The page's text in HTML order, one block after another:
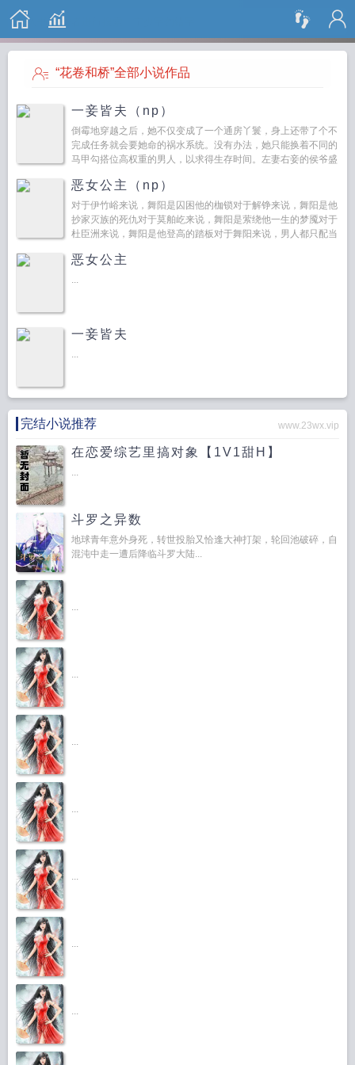
搜 索
“花卷和桥”全部小说作品
一妾皆夫（np）
倒霉地穿越之后，她不仅变成了一个通房丫鬟，身上还带了个不
完成任务就会要她命的祸水系统。没有办法，她只能换着不同的
马甲勾搭位高权重的男人，以求得生存时间。左妻右妾的侯爷盛
恶女公主（np）
对于伊竹峪来说，舞阳是囚困他的枷锁对于解铮来说，舞阳是他
抄家灭族的死仇对于莫舶屹来说，舞阳是萦绕他一生的梦魇对于
杜臣洲来说，舞阳是他登高的踏板对于舞阳来说，男人都只配当
恶女公主
...
一妾皆夫
...
完结小说推荐 www.23wx.vip
在恋爱综艺里搞对象【1V1甜H】
...
斗罗之异数
地球青年意外身死，转世投胎又恰逢大神打架，轮回池破碎，自
混沌中走一遭后降临斗罗大陆...
...
...
...
...
...
...
...